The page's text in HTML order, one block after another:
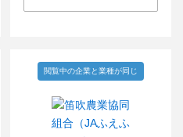
閲覧中の企業と業種が同じ